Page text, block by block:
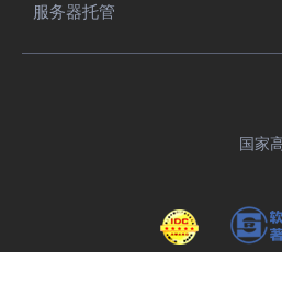
服务器托管
国家